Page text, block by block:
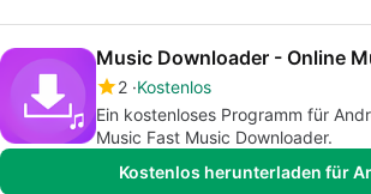
2 Kostenlos
Ein kostenloses Programm für
Music Fast Music Downloader.
Kostenlos herunterladen für